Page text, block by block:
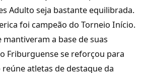
Adulto seja bastante equilibrada.
foi campeão do Torneio Início.
mantiveram a base de suas
Friburguense se reforçou para
reúne atletas de destaque da